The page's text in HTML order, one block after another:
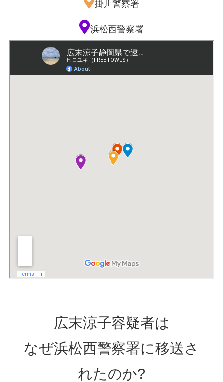
掛川警察署
浜松西警察署
広末涼子容疑者は
なぜ浜松西警察署に移送さ
れたのか?